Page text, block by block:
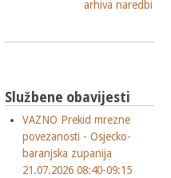
arhiva naredbi
Službene obavijesti
VAZNO Prekid mrezne
povezanosti - Osjecko-
baranjska zupanija
21.07.2026 08:40-09:15